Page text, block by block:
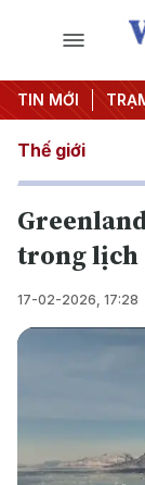
TIN MỚI
#Căng thẳng
Thế giới
trong lịch
17-02-2026, 17:28